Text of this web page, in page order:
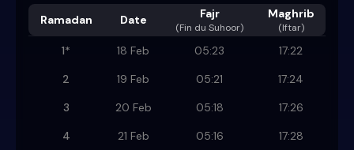
Ramadan Date Fajr
(Fin du Suhoor)
Maghrib
(Iftar)
1* 18 Feb 05:23
17:22
2
19 Feb 05:21
17:24
3
20 Feb 05:18
17:26
4
21 Feb 05:16
17:28